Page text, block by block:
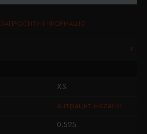
ЗАПРОСИТИ ІНФОРМАЦІЮ
XS
антрацит меланж
0.525